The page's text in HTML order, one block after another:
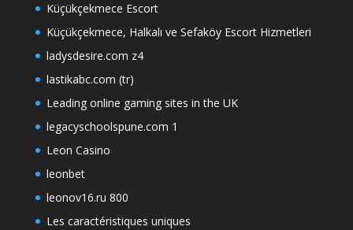
Küçükçekmece Escort
Küçükçekmece, Halkalı ve Sefaköy Escort Hizmetleri
ladysdesire.com z4
lastikabc.com (tr)
Leading online gaming sites in the UK
legacyschoolspune.com 1
Leon Casino
leonbet
leonov16.ru 800
Les caractéristiques uniques